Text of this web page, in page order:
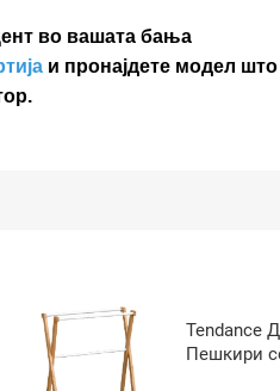
во вашата бања
и пронајдете модел
Tendance
Пешкири
Стап